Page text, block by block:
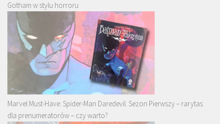
Gotham w stylu horroru
Marvel Must-Have: Spider-Man Daredevil. Sezon Pierwszy – rarytas
dla prenumeratorów – czy warto?